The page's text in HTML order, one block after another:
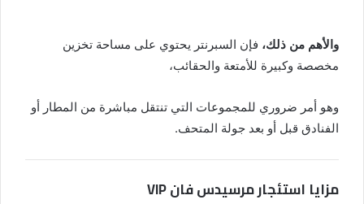
والأهم من ذلك، فإن السبرنتر يحتوي على مساحة تخزين
مخصصة وكبيرة للأمتعة والحقائب،
وهو أمر ضروري للمجموعات التي تنتقل مباشرة من المطار أو
الفنادق قبل أو بعد جولة المتحف.
مزايا استئجار مرسيدس فان VIP